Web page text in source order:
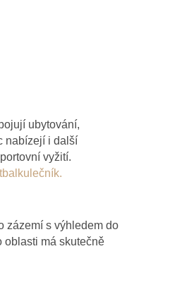
ubytování,
nabízejí i další
vyžití.
zázemí s výhledem do
oblasti má skutečně